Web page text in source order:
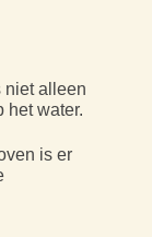
niet alleen
het water.
is er